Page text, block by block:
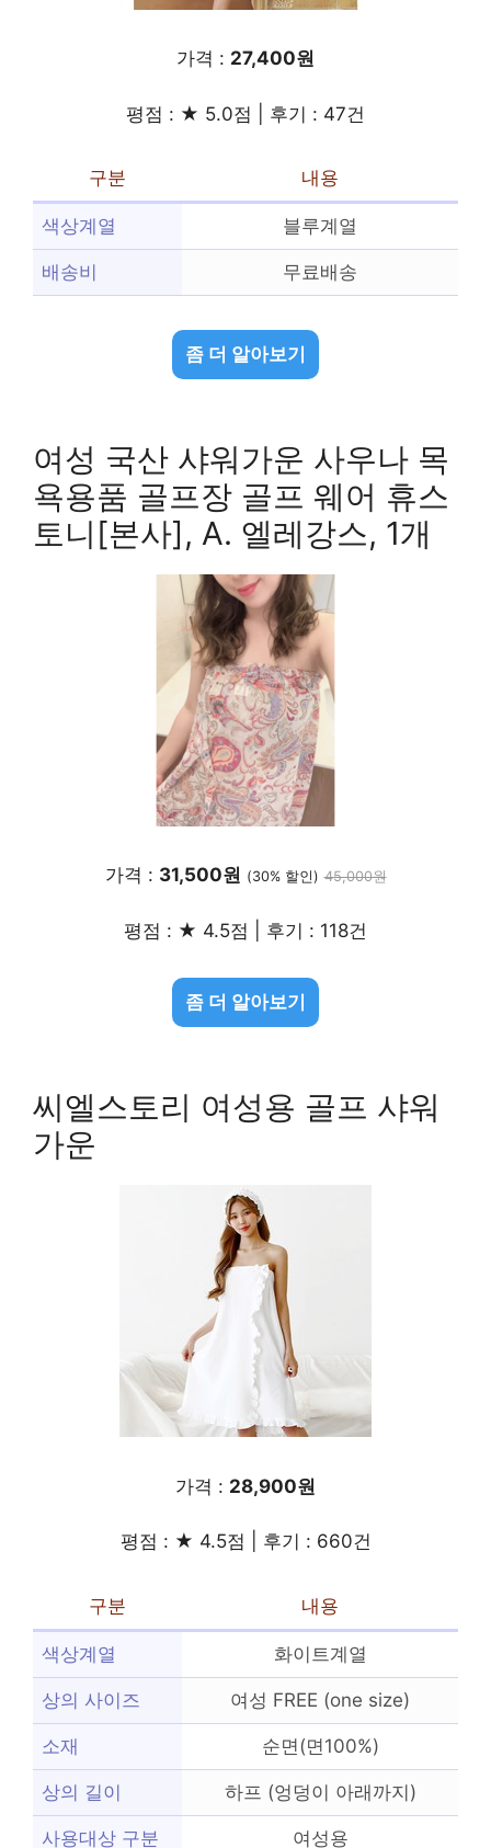
가격 : 27,400원
평점 : ★ 5.0점 | 후기 : 47건
구분 내용
색상계열 블루계열
배송비 무료배송
좀 더 알아보기
여성 국산 샤워가운 사우나 목
욕용품 골프장 골프 웨어 휴스
토니[본사], A. 엘레강스, 1개
가격 : 31,500원 (30% 할인) 45,000원
평점 : ★ 4.5점 | 후기 : 118건
좀 더 알아보기
씨엘스토리 여성용 골프 샤워
가운
가격 : 28,900원
평점 : ★ 4.5점 | 후기 : 660건
구분 내용
색상계열 화이트계열
상의 사이즈 여성 FREE (one size)
소재 순면(면100%)
상의 길이 하프 (엉덩이 아래까지)
사용대상 구분 여성용